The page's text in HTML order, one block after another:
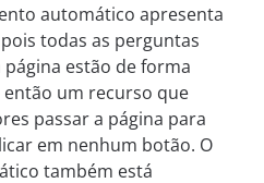
automático apresenta
todas as perguntas
estão de forma
um recurso que
passar a página para
em nenhum botão. O
também está